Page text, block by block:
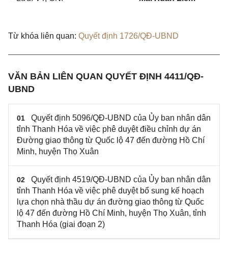
Từ khóa liên quan: Quyết định 1726/QĐ-UBND
VĂN BẢN LIÊN QUAN QUYẾT ĐỊNH 4411/QĐ-
UBND
01
Quyết định 5096/QĐ-UBND của Ủy ban nhân dân
tỉnh Thanh Hóa về việc phê duyệt điều chỉnh dự án
Đường giao thông từ Quốc lộ 47 đến đường Hồ Chí
Minh, huyện Thọ Xuân
02
Quyết định 4519/QĐ-UBND của Ủy ban nhân dân
tỉnh Thanh Hóa về việc phê duyệt bổ sung kế hoạch
lựa chọn nhà thầu dự án đường giao thông từ Quốc
lộ 47 đến đường Hồ Chí Minh, huyện Thọ Xuân, tỉnh
Thanh Hóa (giai đoạn 2)